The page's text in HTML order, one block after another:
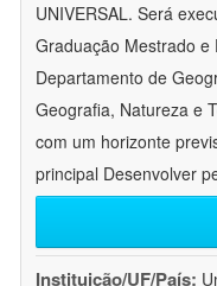
UNIVERSAL. Será
Graduação Mestrado
Departamento de
Geografia, Natureza e
com um horizonte
principal Desenvolver
Instituição/UF/País: